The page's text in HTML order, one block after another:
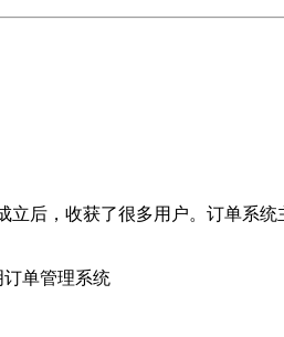
，收获了很多用户。订单系